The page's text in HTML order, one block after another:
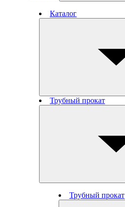
Каталог
Трубный прокат
Трубный прокат